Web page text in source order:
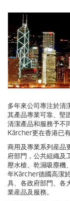
多年來公司專注於清
其產品專業可靠、堅
清潔產品和服務予不
Kärcher更在香港已
商用及專業系列産品
府部門，公共組織及
壓水槍、乾濕吸塵機
年Kärcher德國高潔
具、各政府部門、各
業産品及服務。